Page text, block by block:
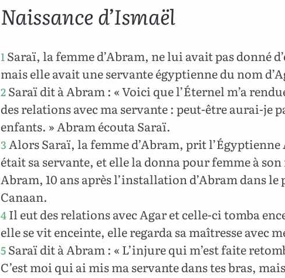
Naissance d’Ismaël
1Saraï, la femme d’Abram, ne lui avait pas donné
mais elle avait une servante égyptienne du nom
2Saraï dit à Abram : « Voici que l’Éternel m’a
des relations avec ma servante : peut-être aurai-je
enfants. » Abram écouta Saraï.
3Alors Saraï, la femme d’Abram, prit
était sa servante, et elle la donna pour femme à
Abram, 10 ans après l’installation d’Abram dans le
Canaan.
4Il eut des relations avec Agar et celle-ci tomba
elle se vit enceinte, elle regarda sa maîtresse avec
5Saraï dit à Abram : « L’injure qui m’est faite
C’est moi qui ai mis ma servante dans tes bras,